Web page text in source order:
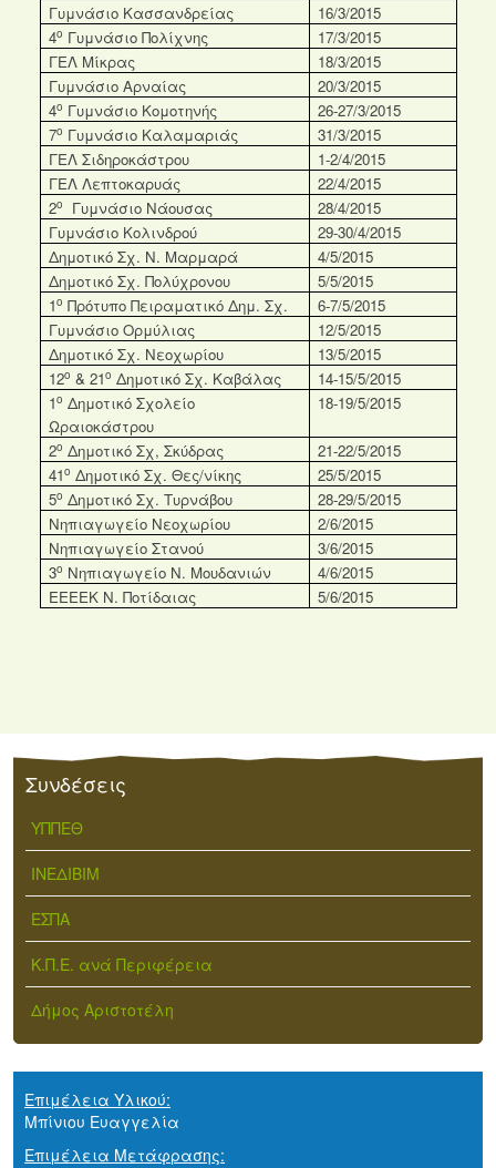
Γυμνάσιο Κασσανδρείας
16/3/2015
4ο Γυμνάσιο Πολίχνης
17/3/2015
ΓΕΛ Μίκρας
18/3/2015
Γυμνάσιο Αρναίας
20/3/2015
4ο Γυμνάσιο Κομοτηνής
26-27/3/2015
7ο Γυμνάσιο Καλαμαριάς
31/3/2015
ΓΕΛ Σιδηροκάστρου
1-2/4/2015
ΓΕΛ Λεπτοκαρυάς
22/4/2015
2ο Γυμνάσιο Νάουσας
28/4/2015
Γυμνάσιο Κολινδρού
29-30/4/2015
Δημοτικό Σχ. Ν. Μαρμαρά
4/5/2015
Δημοτικό Σχ. Πολύχρονου
5/5/2015
1ο Πρότυπο Πειραματικό Δημ. Σχ.
6-7/5/2015
Γυμνάσιο Ορμύλιας
12/5/2015
Δημοτικό Σχ. Νεοχωρίου
13/5/2015
12ο & 21ο Δημοτικό Σχ. Καβάλας
14-15/5/2015
1ο Δημοτικό Σχολείο
Ωραιοκάστρου
18-19/5/2015
2ο Δημοτικό Σχ, Σκύδρας
21-22/5/2015
41ο Δημοτικό Σχ. Θες/νίκης
25/5/2015
5ο Δημοτικό Σχ. Τυρνάβου
28-29/5/2015
Νηπιαγωγείο Νεοχωρίου
2/6/2015
Νηπιαγωγείο Στανού
3/6/2015
3ο Νηπιαγωγείο Ν. Μουδανιών
4/6/2015
ΕΕΕΕΚ Ν. Ποτίδαιας
5/6/2015
Συνδέσεις
ΥΠΠΕΘ
ΙΝΕΔΙΒΙΜ
ΕΣΠΑ
Κ.Π.Ε. ανά Περιφέρεια
Δήμος Αριστοτέλη
Επιμέλεια Υλικού:
Μπίνιου Ευαγγελία
Επιμέλεια Μετάφρασης: